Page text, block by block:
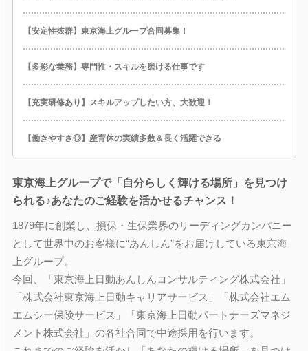
【安定性抜群】東京海上グループ合同募集！
【多彩な業務】専門性・スキルを磨ける仕事です
【充実研修あり】スキルアップしたい方、大歓迎！
【働きやすさ◎】産育休の実績多数＆長く活躍できる
東京海上グループで「自分らしく輝ける場所」を見つけ
られる♪あなたのご経験を活かせるチャンス！
1879年に創業し、損保・生保業界のリーディングカンパニー
として世界中のお客様に“あんしん”をお届けしている東京海
上グループ。
今回、「東京海上日動あんしんコンサルティング株式会社」
「株式会社東京海上日動キャリアサービス」「株式会社エム
エムシー保険サービス」「東京海上日動パートナーズマネジ
メント株式会社」の各社合同で中途採用を行います。